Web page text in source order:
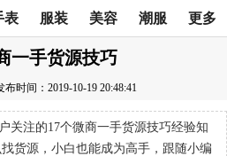
表 服装 美容 潮服 更多
一手货源技巧
布时间：2019-10-19 20:48:41
关注的17个微商一手货源技巧经验知
货源，小白也能成为高手，跟随小编